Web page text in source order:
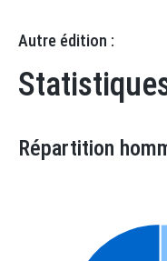
Autre édition :
Répartition